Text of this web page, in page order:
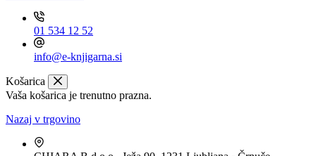
01 534 12 52
info@e-knjigarna.si
Košarica
Vaša košarica je trenutno prazna.
Nazaj v trgovino